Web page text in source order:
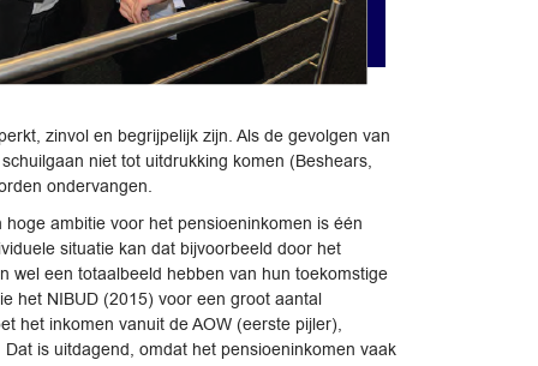
zinvol en begrijpelijk zijn. Als de gevolgen van
niet tot uitdrukking komen (Beshears,
ondervangen.
ambitie voor het pensioeninkomen is één
situatie kan dat bijvoorbeeld door het
wel een totaalbeeld hebben van hun toekomstige
het NIBUD (2015) voor een groot aantal
het inkomen vanuit de AOW (eerste pijler),
is uitdagend, omdat het pensioeninkomen vaak